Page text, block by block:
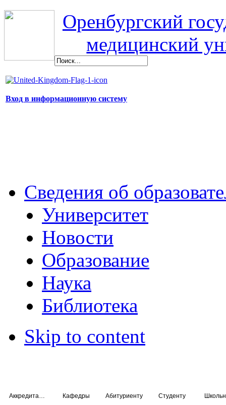
Оренбургский
медицинский
Вход в информационную систему
Сведения об
Университет
Новости
Образование
Наука
Библиотека
Skip to content
Кафедры Абитуриенту Студенту